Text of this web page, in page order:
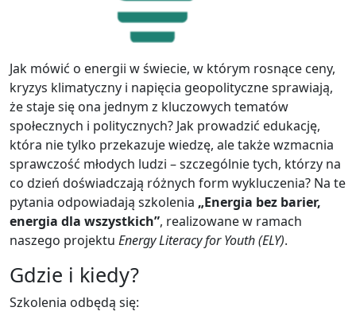
Jak mówić o energii w świecie, w którym rosnące ceny,
kryzys klimatyczny i napięcia geopolityczne sprawiają,
że staje się ona jednym z kluczowych tematów
społecznych i politycznych? Jak prowadzić edukację,
która nie tylko przekazuje wiedzę, ale także wzmacnia
sprawczość młodych ludzi – szczególnie tych, którzy na
co dzień doświadczają różnych form wykluczenia? Na te
pytania odpowiadają szkolenia „Energia bez barier,
energia dla wszystkich”, realizowane w ramach
naszego projektu Energy Literacy for Youth (ELY).
Gdzie i kiedy?
Szkolenia odbędą się: